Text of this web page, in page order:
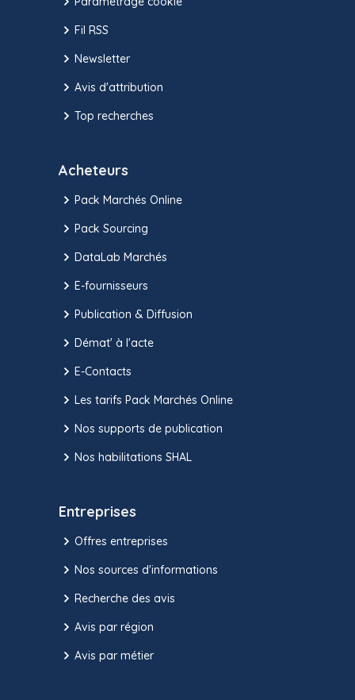
Fil RSS
Newsletter
Avis d'attribution
Top recherches
Acheteurs
Pack Marchés Online
Pack Sourcing
DataLab Marchés
E-fournisseurs
Publication & Diffusion
Démat' à l'acte
E-Contacts
Les tarifs Pack Marchés Online
Nos supports de publication
Nos habilitations SHAL
Entreprises
Offres entreprises
Nos sources d'informations
Recherche des avis
Avis par région
Avis par métier